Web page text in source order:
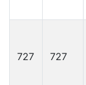
727 727